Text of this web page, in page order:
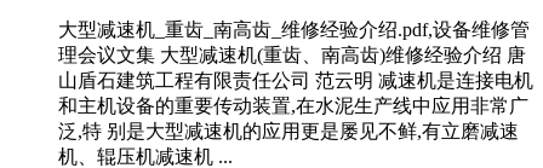
大型减速机_重齿_南高齿_维修经验介绍.pdf,设备维修管
理会议文集 大型减速机(重齿、南高齿)维修经验介绍 唐
山盾石建筑工程有限责任公司 范云明 减速机是连接电机
和主机设备的重要传动装置,在水泥生产线中应用非常广
泛,特 别是大型减速机的应用更是屡见不鲜,有立磨减速
机、辊压机减速机 ...